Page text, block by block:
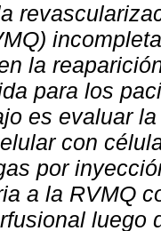
la
para los
es evaluar
con
por
a la RVMQ
luego